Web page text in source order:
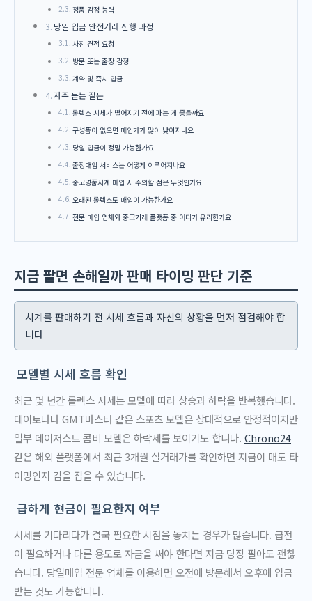
정품 감정 능력
당일 입금 안전거래 진행 과정
사진 견적 요청
방문 또는 출장 감정
계약 및 즉시 입금
자주 묻는 질문
롤렉스 시세가 떨어지기 전에 파는 게 좋을까요
구성품이 없으면 매입가가 많이 낮아지나요
당일 입금이 정말 가능한가요
출장매입 서비스는 어떻게 이루어지나요
중고명품시계 매입 시 주의할 점은 무엇인가요
오래된 롤렉스도 매입이 가능한가요
전문 매입 업체와 중고거래 플랫폼 중 어디가 유리한가요
지금 팔면 손해일까 판매 타이밍 판단 기준
시계를 판매하기 전 시세 흐름과 자신의 상황을 먼저 점검해야 합
니다
모델별 시세 흐름 확인
최근 몇 년간 롤렉스 시세는 모델에 따라 상승과 하락을 반복했습니다.
데이토나나 GMT마스터 같은 스포츠 모델은 상대적으로 안정적이지만
일부 데이저스트 콤비 모델은 하락세를 보이기도 합니다. Chrono24
같은 해외 플랫폼에서 최근 3개월 실거래가를 확인하면 지금이 매도 타
이밍인지 감을 잡을 수 있습니다.
급하게 현금이 필요한지 여부
시세를 기다리다가 결국 필요한 시점을 놓치는 경우가 많습니다. 급전
이 필요하거나 다른 용도로 자금을 써야 한다면 지금 당장 팔아도 괜찮
습니다. 당일매입 전문 업체를 이용하면 오전에 방문해서 오후에 입금
받는 것도 가능합니다.